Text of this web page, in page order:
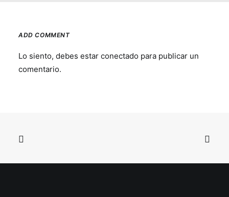
ADD COMMENT
Lo siento, debes estar conectado para publicar un
comentario.